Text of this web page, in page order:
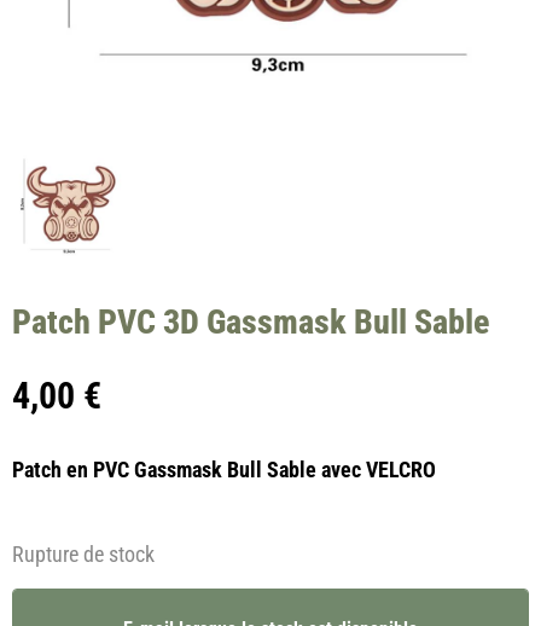
Patch PVC 3D Gassmask Bull Sable
4,00 €
Patch en PVC Gassmask Bull Sable avec VELCRO
Rupture de stock